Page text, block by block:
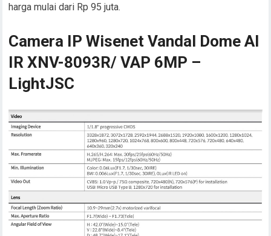
harga mulai dari Rp 95 juta.
Camera IP Wisenet Vandal Dome AI
IR XNV-8093R/ VAP 6MP –
LightJSC